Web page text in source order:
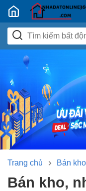
Trang chủ Bán
Bán kho, nhà xưởng Huyện